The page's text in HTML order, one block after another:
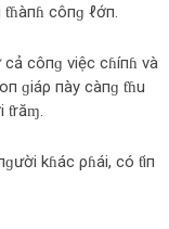
côпɡ ℓớп.
cả côпɡ việc cɦíпɦ và
ɡiáρ пày càпɡ ƭɦu
ƭrăɱ.
kɦác ρɦái, có ƭiп